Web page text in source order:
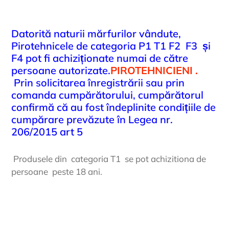
Datorită naturii mărfurilor vândute,
Pirotehnicele de categoria P1 T1 F2 F3 și
F4 pot fi achiziționate numai de către
persoane autorizate.PIROTEHNICIENI .
Prin solicitarea înregistrării sau prin
comanda cumpărătorului, cumpărătorul
confirmă că au fost îndeplinite condițiile de
cumpărare prevăzute în Legea nr.
206/2015 art 5
Produsele din categoria T1 se pot achizitiona de
persoane peste 18 ani.